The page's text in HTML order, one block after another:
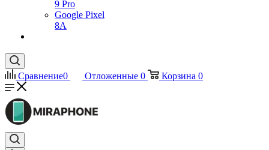
9 Pro
Google Pixel
8A
Сравнение0 Отложенные 0 Корзина 0